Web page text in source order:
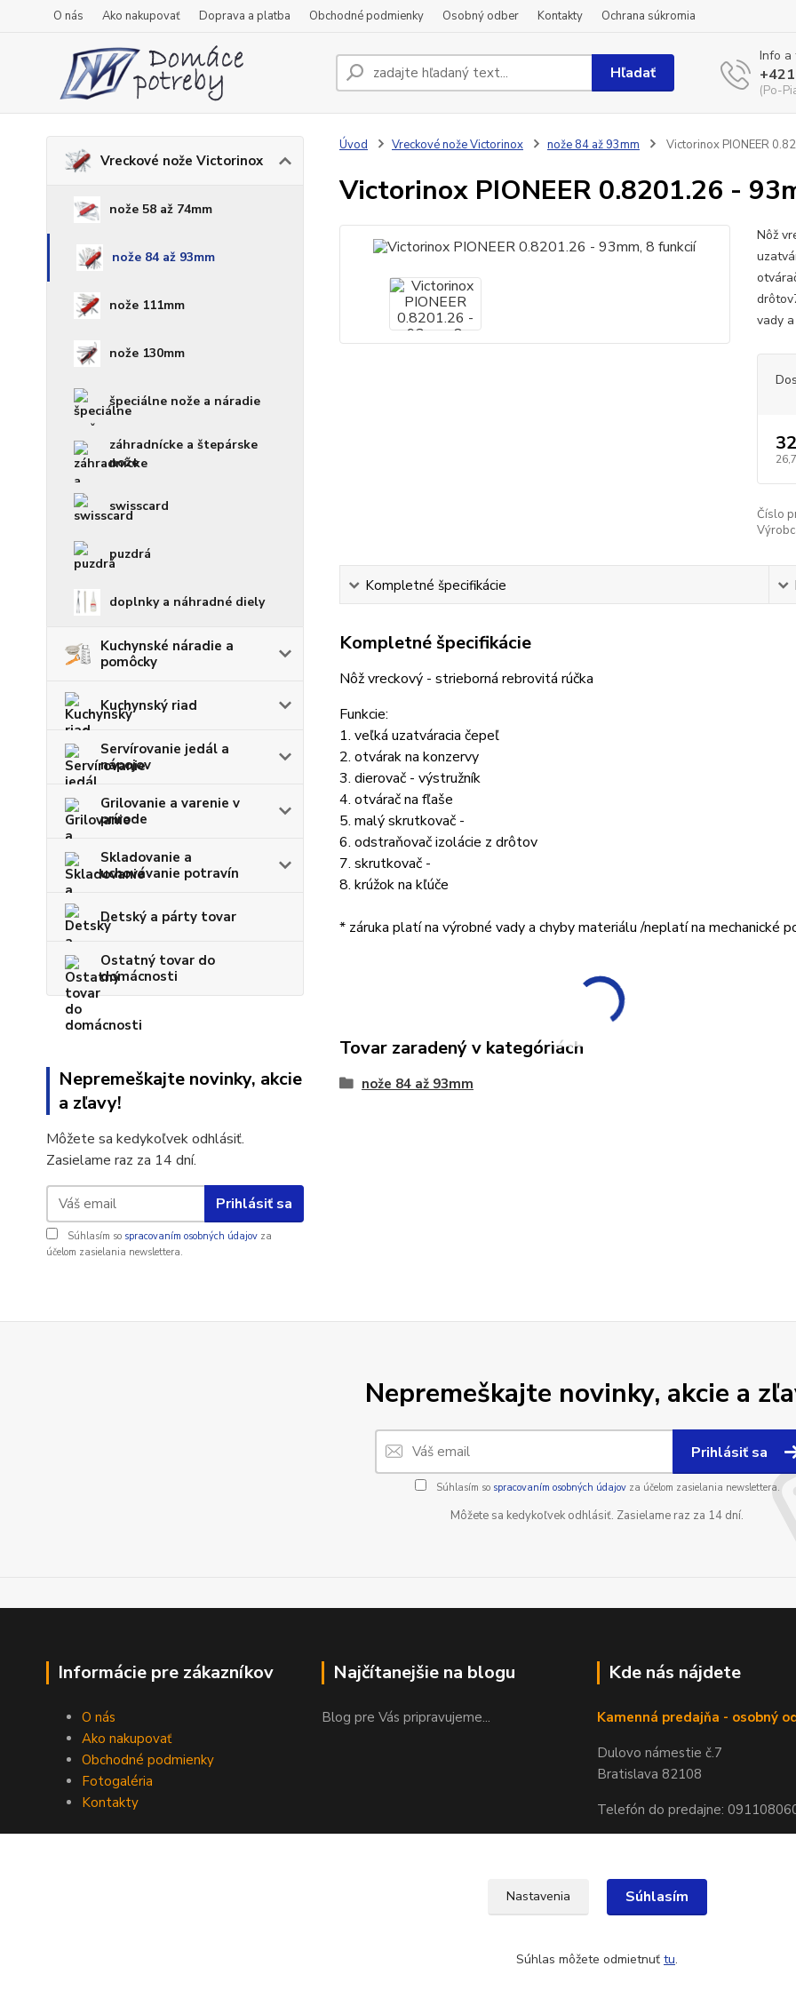
O nás Ako nakupovať Doprava a platba Obchodné podmienky Osobný odber Kontakty Ochrana súkromia
Hľadať
Info a
(Po-
Vreckové nože Victorinox
nože 58 až 74mm
nože 84 až 93mm
nože 111mm
nože 130mm
špeciálne nože a náradie
záhradnícke a štepárske
nože
swisscard
puzdrá
doplnky a náhradné diely
Kuchynské náradie a
pomôcky
Kuchynský riad
Servírovanie jedál a
nápojov
Grilovanie a varenie v
prírode
Skladovanie a
uchovávanie potravín
Detský a párty tovar
Ostatný tovar do
domácnosti
Nepremeškajte novinky, akcie
a zľavy!
Môžete sa kedykoľvek odhlásiť.
Zasielame raz za 14 dní.
Prihlásiť sa
Súhlasím so spracovaním osobných údajov za
účelom zasielania newslettera.
Úvod Vreckové nože Victorinox nože 84 až 93mm Victorinox PIONEER
Victorinox PIONEER 0.8201.26 -
Nôž
vady
Číslo
Kompletné špecifikácie
Kompletné špecifikácie
Nôž vreckový - strieborná rebrovitá rúčka
Funkcie:
1. veľká uzatváracia čepeľ
2. otvárak na konzervy
3. dierovač - výstružník
4. otvárač na fľaše
5. malý skrutkovač -
6. odstraňovač izolácie z drôtov
7. skrutkovač -
8. krúžok na kľúče
* záruka platí na výrobné vady a chyby materiálu /neplatí na mechanické
Tovar zaradený v kategóriách
nože 84 až 93mm
Nepremeškajte novinky, akcie a
Prihlásiť sa
Súhlasím so spracovaním osobných údajovza účelom zasielania newslettera.
Môžete sa kedykoľvek odhlásiť. Zasielame raz za 14 dní.
Informácie pre zákazníkov
O nás
Ako nakupovať
Obchodné podmienky
Fotogaléria
Kontakty
Najčítanejšie na blogu
Blog pre Vás pripravujeme...
Kde nás nájdete
Kamenná predajňa - osobný
Dulovo námestie č.7
Bratislava 82108
Telefón do predajne:
Nastavenia Súhlasím
Súhlas môžete odmietnuť tu.